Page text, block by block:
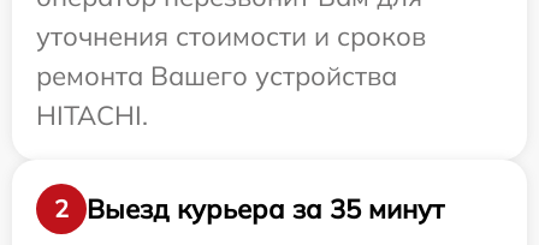
уточнения стоимости и сроков
ремонта Вашего устройства
HITACHI.
2
Выезд курьера за 35 минут